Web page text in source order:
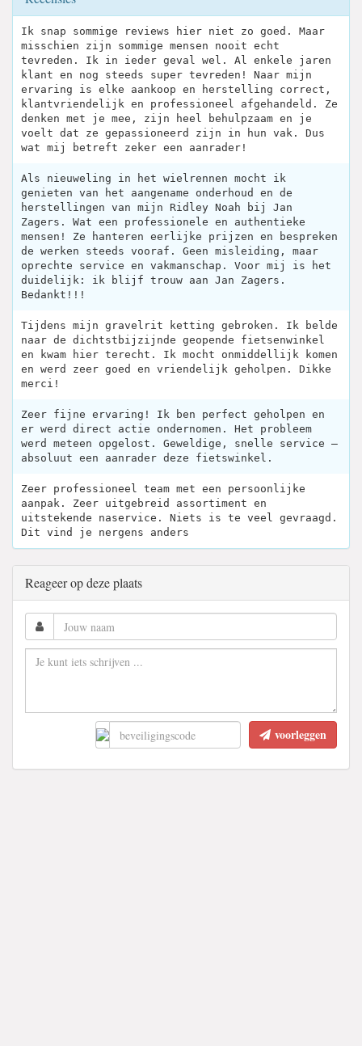
Ik snap sommige reviews hier niet zo goed. Maar
misschien zijn sommige mensen nooit echt
tevreden. Ik in ieder geval wel. Al enkele jaren
klant en nog steeds super tevreden! Naar mijn
ervaring is elke aankoop en herstelling correct,
klantvriendelijk en professioneel afgehandeld. Ze
denken met je mee, zijn heel behulpzaam en je
voelt dat ze gepassioneerd zijn in hun vak. Dus
wat mij betreft zeker een aanrader!
Als nieuweling in het wielrennen mocht ik
genieten van het aangename onderhoud en de
herstellingen van mijn Ridley Noah bij Jan
Zagers. Wat een professionele en authentieke
mensen! Ze hanteren eerlijke prijzen en bespreken
de werken steeds vooraf. Geen misleiding, maar
oprechte service en vakmanschap. Voor mij is het
duidelijk: ik blijf trouw aan Jan Zagers.
Bedankt!!!
Tijdens mijn gravelrit ketting gebroken. Ik belde
naar de dichtstbijzijnde geopende fietsenwinkel
en kwam hier terecht. Ik mocht onmiddellijk komen
en werd zeer goed en vriendelijk geholpen. Dikke
merci!
Zeer fijne ervaring! Ik ben perfect geholpen en
er werd direct actie ondernomen. Het probleem
werd meteen opgelost. Geweldige, snelle service —
absoluut een aanrader deze fietswinkel.
Zeer professioneel team met een persoonlijke
aanpak. Zeer uitgebreid assortiment en
uitstekende naservice. Niets is te veel gevraagd.
Dit vind je nergens anders
Reageer op deze plaats
voorleggen